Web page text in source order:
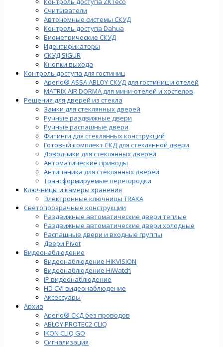
Считыватели
Автономные системы СКУД
Контроль доступа Dahua
Биометрические СКУД
Идентификаторы
СКУД SIGUR
Кнопки выхода
Контроль доступа для гостиниц
Aperio® ASSA ABLOY СКУД для гостиниц и отелей
MATRIX AIR DORMA для мини-отелей и хостелов
Решения для дверей из стекла
Замки для стеклянных дверей
Ручные раздвижные двери
Ручные распашные двери
Фитинги для стеклянных конструкций
Готовый комплект СКД для стеклянной двери
Доводчики для стеклянных дверей
Автоматические приводы
Антипаника для стеклянных дверей
Трансформируемые перегородки
Ключницы и камеры хранения
Электронные ключницы TRAKA
Светопрозрачные конструкции
Раздвижные автоматические двери теплые
Раздвижные автоматические двери холодные
Распашные двери и входные группы
Двери Pivot
Видеонаблюдение
Видеонаблюдение HIKVISION
Видеонаблюдение HiWatch
IP видеонаблюдение
HD CVI видеонаблюдение
Аксессуары
Архив
Aperio® СКД без проводов
ABLOY PROTEC2 CLIQ
IKON CLIQ GO
Сигнализация